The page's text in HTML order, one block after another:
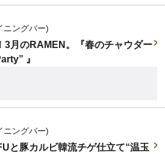
ニングバー)
3月のRAMEN。『春のチャウダー
』
ニングバー)
と豚カルビ韓流チゲ仕立て“温玉